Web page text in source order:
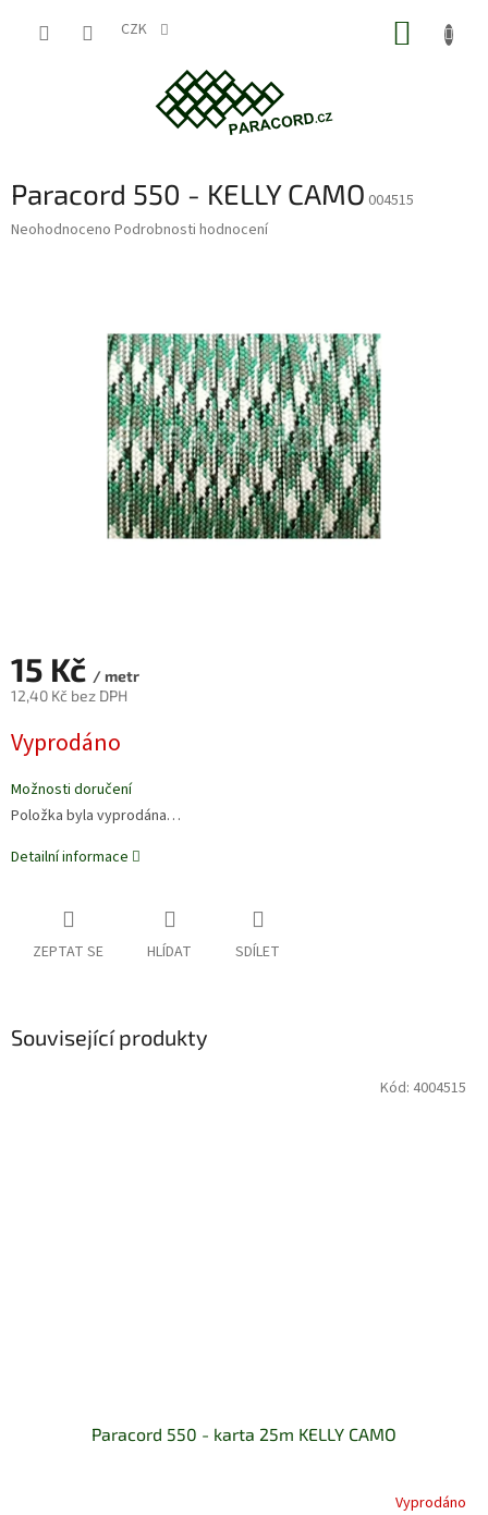
CZK
Paracord 550 - KELLY CAMO 004515
Průměrné
Neohodnoceno Podrobnosti hodnocení
15 Kč / metr
12,40 Kč bez DPH
cena:
Vyprodáno
Možnosti doručení
Položka byla vyprodána…
Detailní informace
ZEPTAT SE HLÍDAT SDÍLET
Související produkty
Paracord 550 - karta 25m KELLY CAMO
Vyprodáno
Kód: 4004515